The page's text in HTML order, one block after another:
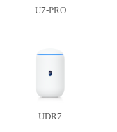
U7-PRO
UDR7